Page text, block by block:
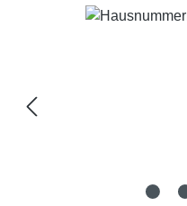
Bildergalerie überspringen